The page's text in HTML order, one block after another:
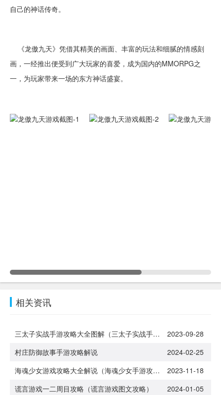
自己的神话传奇。
《龙傲九天》凭借其精美的画面、丰富的玩法和细腻的情感刻
画，一经推出便受到广大玩家的喜爱，成为国内的MMORPG之
一，为玩家带来一场的东方神话盛宴。
相关资讯
三太子实战手游攻略大全图解（三太子实战手游攻略大全图解图片）
2023-09-28
村庄防御故事手游攻略解说
2024-02-25
海魂少女游戏攻略大全解说（海魂少女手游攻略）
2023-11-18
谎言游戏一二周目攻略（谎言游戏图文攻略）
2024-01-05